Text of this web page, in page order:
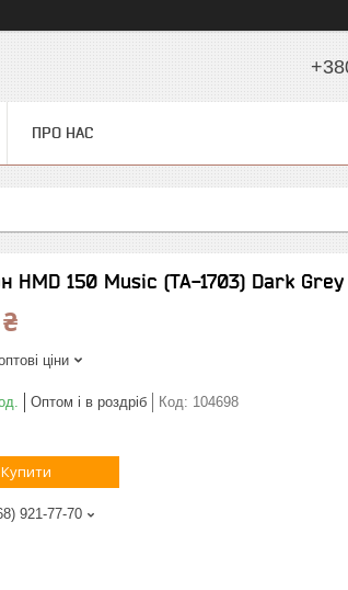
ПРО НАС
HMD 150 Music (TA-1703) Dark Grey
ціни
Оптом і в роздріб Код: 104698
Купити
921-77-70